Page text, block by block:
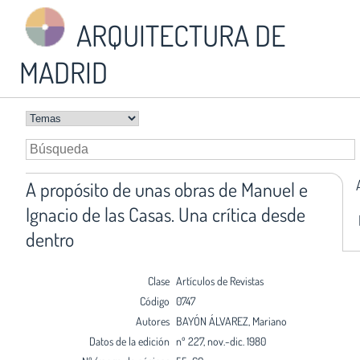
ARQUITECTURA DE
MADRID
A propósito de unas obras de Manuel e
Ignacio de las Casas. Una crítica desde
dentro
Clase Artículos de Revistas
Código 0747
Autores BAYÓN ÁLVAREZ, Mariano
Datos de la edición nº 227, nov.-dic. 1980